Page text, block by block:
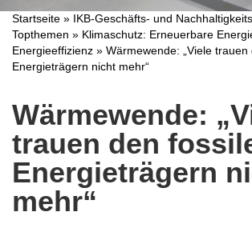
Startseite » IKB-Geschäfts- und
Topthemen » Klimaschutz: Erneuerbare
Energieeffizienz » Wärmewende: „Viele trauen
Energieträgern nicht mehr“
Wärmewende:
trauen den
Energieträgern
mehr“